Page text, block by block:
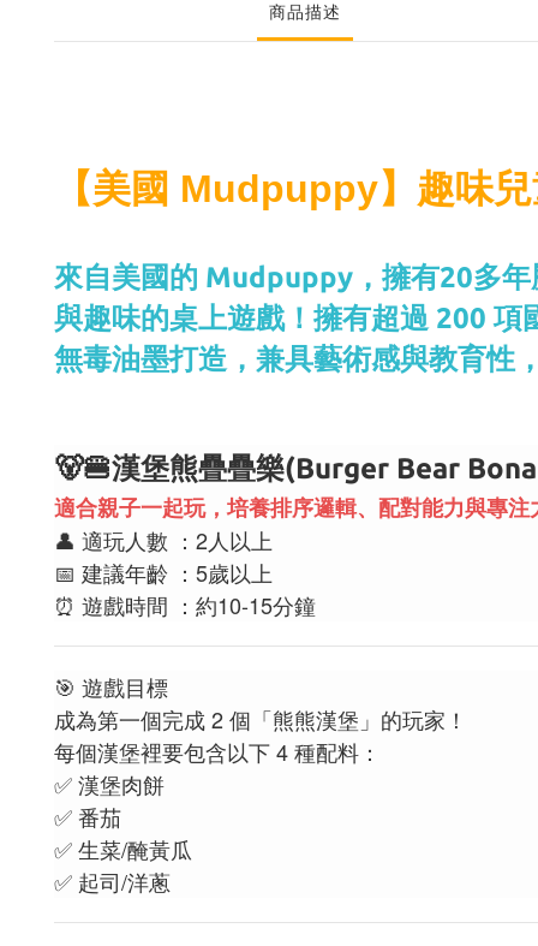
商品描述
【美國 Mudpuppy】趣味
來自美國的 Mudpuppy，擁有20多
與趣味的桌上遊戲！擁有超過 200
無毒油墨打造，兼具藝術感與教育性
🐻🍔漢堡熊疊疊樂(Burger Bear
適合親子一起玩，培養排序邏輯、配對能力與專注
👤 適玩人數 ：2人以上
📅 建議年齡 ：5歲以上
⏰ 遊戲時間 ：約10-15分鐘
🎯 遊戲目標
成為第一個完成 2 個「熊熊漢堡」的玩家！
每個漢堡裡要包含以下 4 種配料：
✅ 漢堡肉餅
✅ 番茄
✅ 生菜/醃黃瓜
✅ 起司/洋蔥